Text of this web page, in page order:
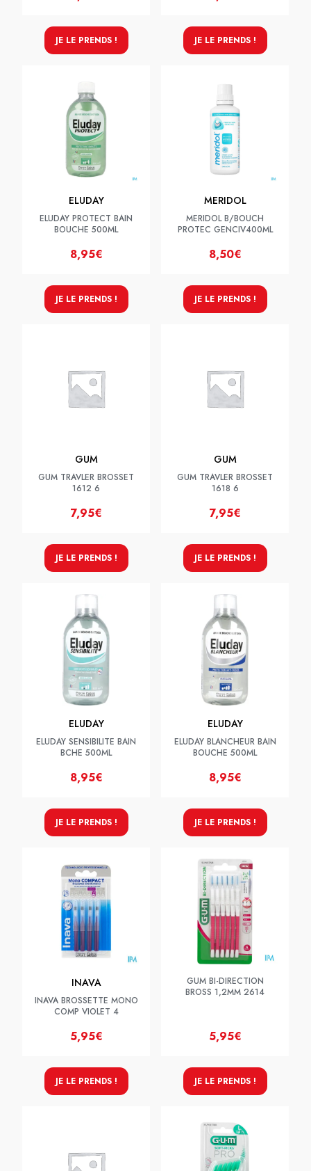
JE LE PRENDS ! JE LE PRENDS !
ELUDAY
ELUDAY PROTECT BAIN
BOUCHE 500ML
8,95€
JE LE PRENDS !
MERIDOL
MERIDOL B/BOUCH
PROTEC GENCIV400ML
8,50€
JE LE PRENDS !
GUM
GUM TRAVLER BROSSET
1612 6
7,95€
JE LE PRENDS !
GUM
GUM TRAVLER BROSSET
1618 6
7,95€
JE LE PRENDS !
ELUDAY
ELUDAY SENSIBILITE BAIN
BCHE 500ML
8,95€
JE LE PRENDS !
ELUDAY
ELUDAY BLANCHEUR BAIN
BOUCHE 500ML
8,95€
JE LE PRENDS !
INAVA
INAVA BROSSETTE MONO
COMP VIOLET 4
5,95€
JE LE PRENDS !
GUM BI-DIRECTION
BROSS 1,2MM 2614
5,95€
JE LE PRENDS !